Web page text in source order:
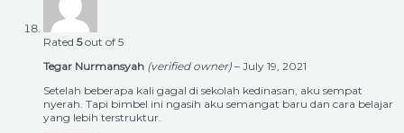
Rated 5out of 5
Tegar Nurmansyah (verified owner) – July 19, 2021
Setelah beberapa kali gagal di sekolah kedinasan, aku sempat
nyerah. Tapi bimbel ini ngasih aku semangat baru dan cara belajar
yang lebih terstruktur.